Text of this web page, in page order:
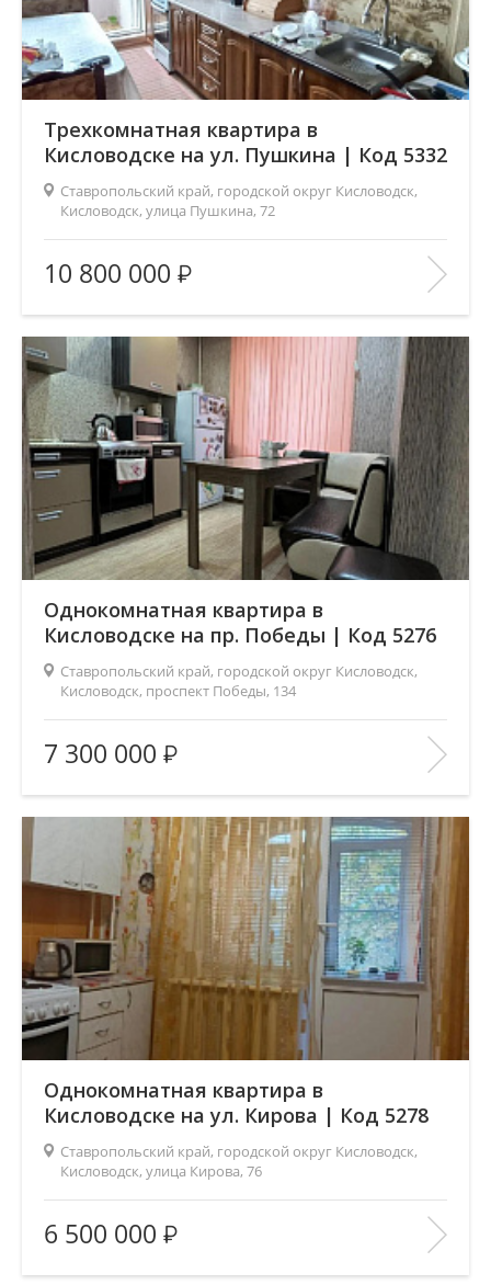
Трехкомнатная квартира в
Кисловодске на ул. Пушкина | Код 5332
Ставропольский край, городской округ Кисловодск,
Кисловодск, улица Пушкина, 72
Площадь(общ. /жил. /кухня), м2:
78/40/10
Число комнат:
3
Этаж:
2/5
В ИЗБРАННОЕ
10 800 000
Однокомнатная квартира в
Кисловодске на пр. Победы | Код 5276
Ставропольский край, городской округ Кисловодск,
Кисловодск, проспект Победы, 134
Площадь(общ. /жил. /кухня), м2:
41/18/9
Число комнат:
1
Этаж:
3/12
В ИЗБРАННОЕ
7 300 000
Однокомнатная квартира в
Кисловодске на ул. Кирова | Код 5278
Ставропольский край, городской округ Кисловодск,
Кисловодск, улица Кирова, 76
Площадь(общ. /жил. /кухня), м2:
42/19/8
Число комнат:
1
Этаж:
2/5
6 500 000